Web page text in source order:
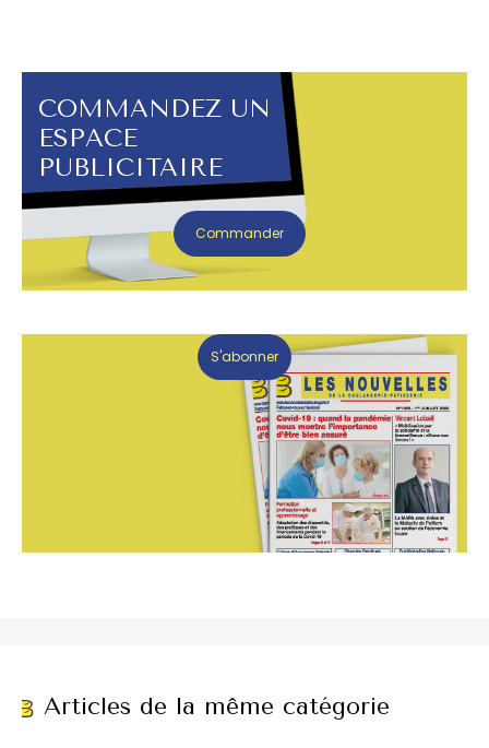
COMMANDEZ UN
ESPACE
PUBLICITAIRE
Commander
S'abonner
Articles de la même catégorie